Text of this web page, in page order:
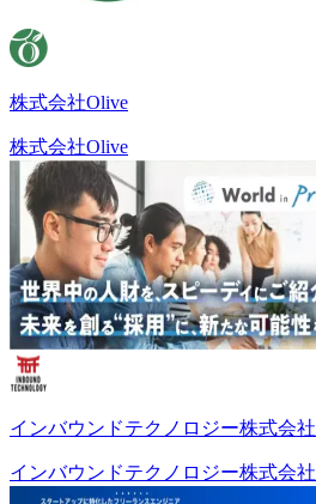
株式会社Olive
株式会社Olive
インバウンドテクノロジー株式会社
インバウンドテクノロジー株式会社